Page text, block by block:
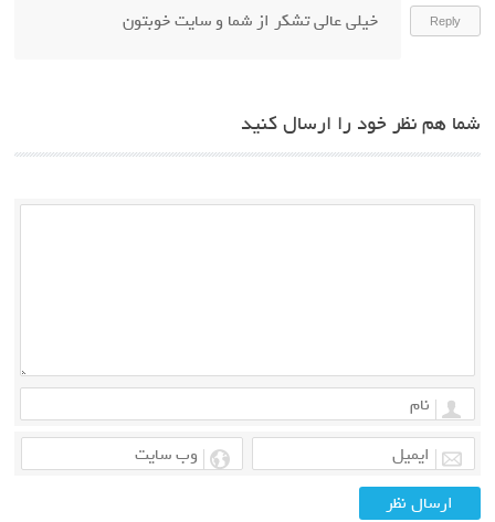
Reply خیلی عالی تشکر از شما و سایت خوبتون
شما هم نظر خود را ارسال کنید